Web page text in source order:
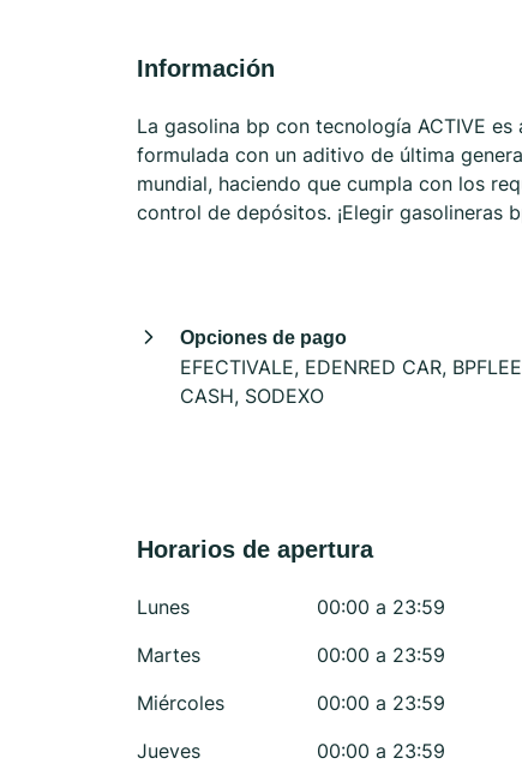
Información
La gasolina bp con tecnología ACTIVE
formulada con un aditivo de última
mundial, haciendo que cumpla con los
control de depósitos. ¡Elegir gasolineras
Opciones de pago
EFECTIVALE, EDENRED CAR,
CASH, SODEXO
Horarios de apertura
Lunes
00:00 a 23:59
Martes
00:00 a 23:59
Miércoles
00:00 a 23:59
Jueves
00:00 a 23:59